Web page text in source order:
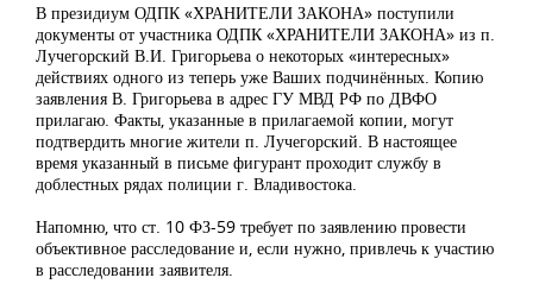
В президиум ОДПК «ХРАНИТЕЛИ ЗАКОНА» поступили
документы от участника ОДПК «ХРАНИТЕЛИ ЗАКОНА» из п.
Лучегорский В.И. Григорьева о некоторых «интересных»
действиях одного из теперь уже Ваших подчинённых. Копию
заявления В. Григорьева в адрес ГУ МВД РФ по ДВФО
прилагаю. Факты, указанные в прилагаемой копии, могут
подтвердить многие жители п. Лучегорский. В настоящее
время указанный в письме фигурант проходит службу в
доблестных рядах полиции г. Владивостока.
Напомню, что ст. 10 ФЗ-59 требует по заявлению провести
объективное расследование и, если нужно, привлечь к участию
в расследовании заявителя.